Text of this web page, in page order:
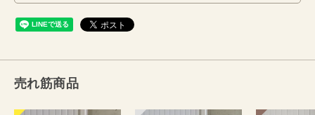
売れ筋商品